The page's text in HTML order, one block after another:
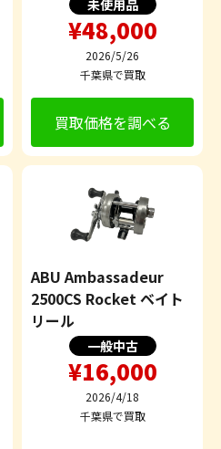
未使用品
¥48,000
2026/5/26
千葉県で買取
買取価格を調べる
ABU Ambassadeur
2500CS Rocket ベイト
リール
一般中古
¥16,000
2026/4/18
千葉県で買取